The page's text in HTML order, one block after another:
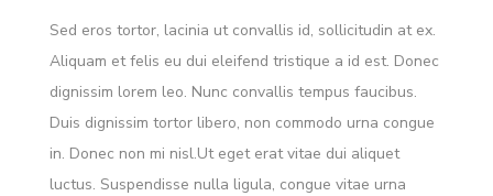
Sed eros tortor, lacinia ut convallis id, sollicitudin at ex.
Aliquam et felis eu dui eleifend tristique a id est. Donec
dignissim lorem leo. Nunc convallis tempus faucibus.
Duis dignissim tortor libero, non commodo urna congue
in. Donec non mi nisl.Ut eget erat vitae dui aliquet
luctus. Suspendisse nulla ligula, congue vitae urna